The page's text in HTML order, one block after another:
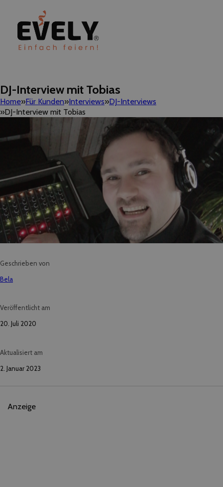
DJ-Interview mit Tobias
Home Für Kunden Interviews DJ-Interviews
DJ-Interview mit Tobias
Geschrieben von
Bela
Veröffentlicht am
20. Juli 2020
Aktualisiert am
2. Januar 2023
Anzeige